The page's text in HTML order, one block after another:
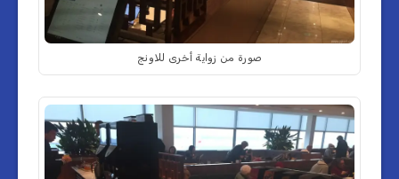
صورة من زواية أخرى للاونج